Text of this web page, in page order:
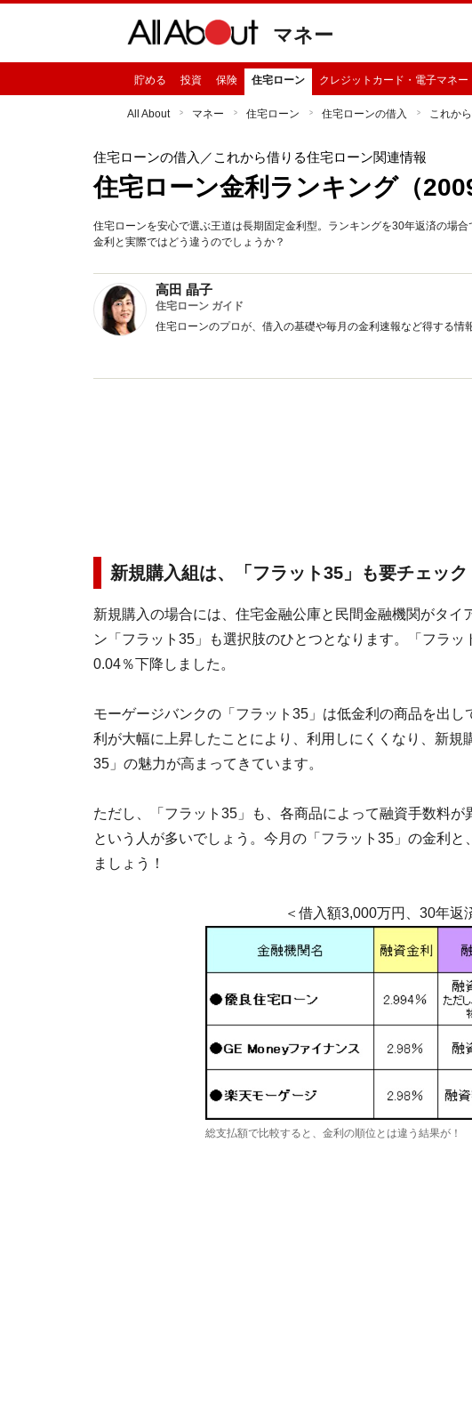
マネー
貯める 投資 保険 住宅ローン クレジットカード・電子マネー
All About マネー 住宅ローン 住宅ローンの借入 これか
住宅ローンの借入 ／これから借りる住宅ローン関連情報
住宅ローン金利ランキング（
住宅ローンを安心で選ぶ王道は長期固定金利型。ランキングを30年返済の場
金利と実際ではどう違うのでしょうか？
高田 晶子
住宅ローン ガイド
住宅ローンのプロが、借入の基礎や毎月の金利速報など得する情
新規購入組は、「フラット35」も要チェック
新規購入の場合には、住宅金融公庫と民間金融機関がタ
ン「フラット35」も選択肢のひとつとなります。「フラ
0.04％下降しました。
モーゲージバンクの「フラット35」は低金利の商品を出
利が大幅に上昇したことにより、利用しにくくなり、新規
35」の魅力が高まってきています。
ただし、「フラット35」も、各商品によって融資手数料
という人が多いでしょう。今月の「フラット35」の金利
ましょう！
＜借入額3,000万円、30年返
総支払額で比較すると、金利の順位とは違う結果が！